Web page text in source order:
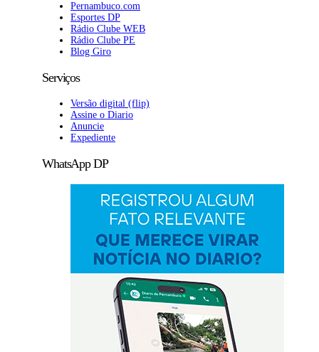
Pernambuco.com
Esportes DP
Rádio Clube WEB
Rádio Clube PE
Blog Giro
Serviços
Versão digital (flip)
Assine o Diario
Anuncie
Expediente
WhatsApp DP